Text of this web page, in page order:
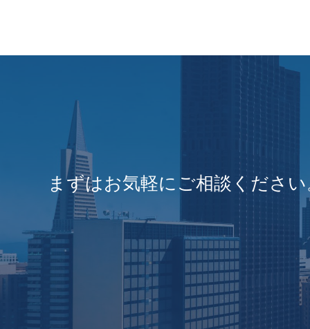
まずはお気軽にご相談くださ